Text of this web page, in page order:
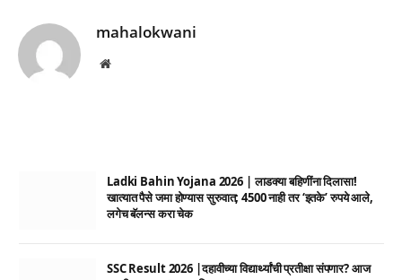
mahalokwani
Website
Ladki Bahin Yojana 2026 | लाडक्या बहिणींना दिलासा!
खात्यात पैसे जमा होण्यास सुरुवात; 4500 नाही तर ‘इतके’ रुपये आले,
लगेच बॅलन्स करा चेक
SSC Result 2026 |दहावीच्या विद्यार्थ्यांची प्रतीक्षा संपणार? आज